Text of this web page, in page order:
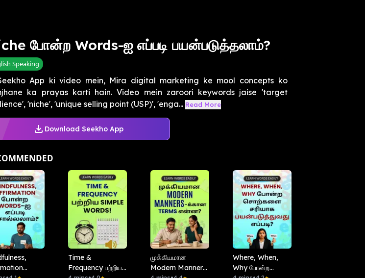
போன்ற Words-ஐ எப்படி பயன்படுத்தலாம்?
Speaking
App ki video mein, Mira digital marketing ke mool concepts ko
ka prayas karti hain. Video mein zaroori keywords jaise 'target
'niche', 'unique selling point (USP)', 'enga... Read More
Download Seekho App
Time &
Frequency பற்றிய
முக்கியமான
Modern Manners-
Where, When,
Why போன்ற